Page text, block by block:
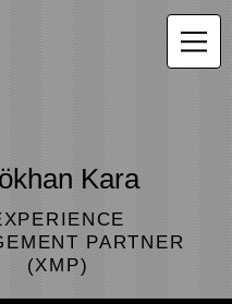
Kara
PARTNER
(XMP)